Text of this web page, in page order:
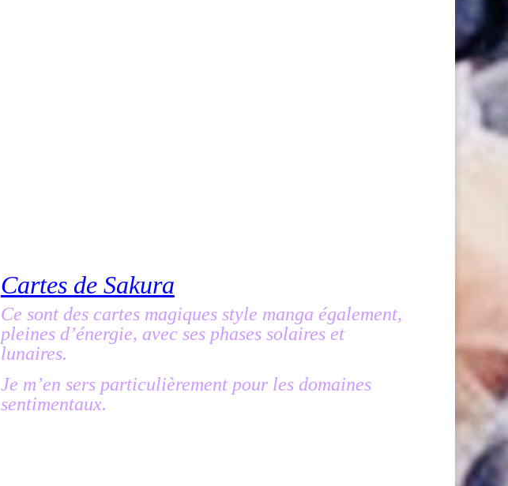
Cartes de Sakura
Ce sont des cartes magiques style manga également,
pleines d’énergie, avec ses phases solaires et
lunaires.
Je m’en sers particulièrement pour les domaines
sentimentaux.